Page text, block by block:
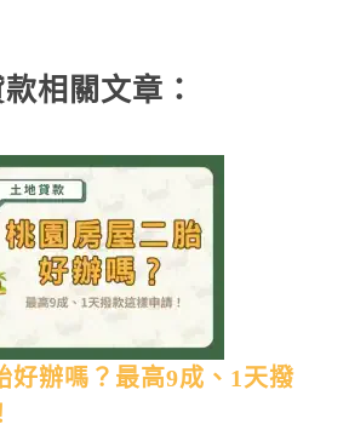
相關文章：
好辦嗎？最高9成、1天撥